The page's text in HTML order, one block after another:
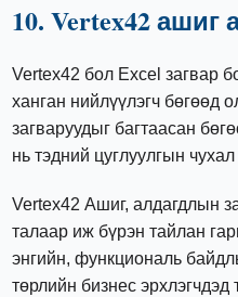
10. Vertex42 ашиг
Vertex42 бол Excel загвар
ханган нийлүүлэгч бөгөөд
загваруудыг багтаасан
нь тэдний цуглуулгын
Vertex42 Ашиг, алдагдлын
талаар иж бүрэн тайлан
энгийн, функциональ
төрлийн бизнес